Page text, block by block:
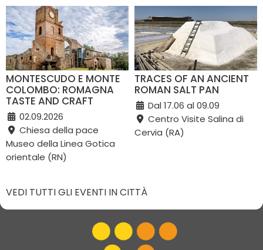
MONTESCUDO E MONTE
COLOMBO: ROMAGNA
TASTE AND CRAFT
02.09.2026
Chiesa della pace
Museo della Linea Gotica
orientale (RN)
TRACES OF AN ANCIENT
ROMAN SALT PAN
Dal 17.06 al 09.09
Centro Visite Salina di
Cervia (RA)
VEDI TUTTI GLI EVENTI IN CITTÀ